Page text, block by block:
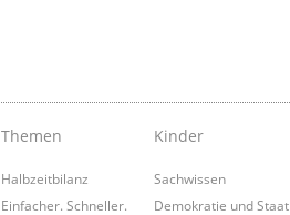
Themen
Halbzeitbilanz
Einfacher. Schneller.
Kinder
Sachwissen
Demokratie und Staat